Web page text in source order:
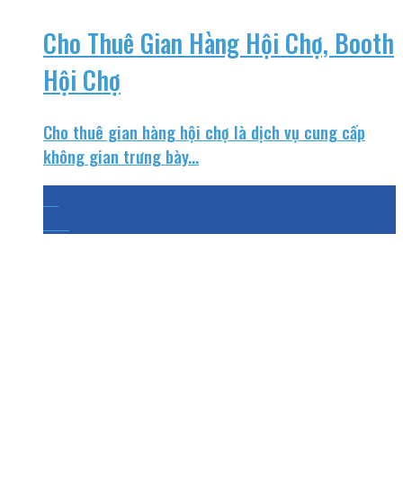
Cho Thuê Gian Hàng Hội Chợ, Booth
Hội Chợ
Cho thuê gian hàng hội chợ là dịch vụ cung cấp
không gian trưng bày...